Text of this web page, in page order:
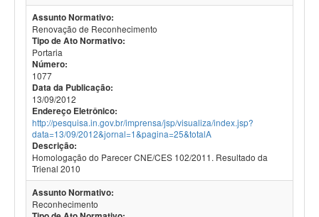
Assunto Normativo:
Renovação de Reconhecimento
Tipo de Ato Normativo:
Portaria
Número:
1077
Data da Publicação:
13/09/2012
Endereço Eletrônico:
http://pesquisa.in.gov.br/imprensa/jsp/visualiza/index.jsp?
data=13/09/2012&jornal=1&pagina=25&totalA
Descrição:
Homologação do Parecer CNE/CES 102/2011. Resultado da
Trienal 2010
Assunto Normativo:
Reconhecimento